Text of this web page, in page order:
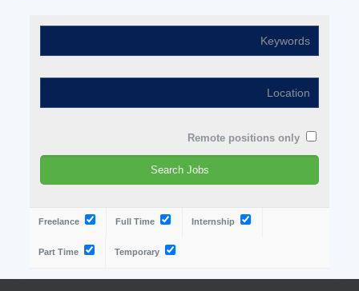
Remote positions only
Freelance Internship
Part Time